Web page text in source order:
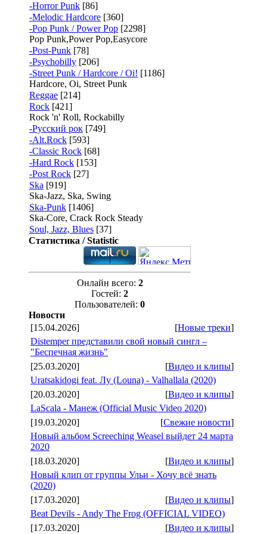
-Horror Punk [86]
-Melodic Hardcore [360]
-Pop Punk / Power Pop [2298]
Pop Punk,Power Pop,Easycore
-Post-Punk [78]
-Psychobilly [206]
-Street Punk / Hardcore / Oi! [1186]
Hardcore, Oi, Street Punk
Reggae [214]
Rock [421]
Rock 'n' Roll, Rockabilly
-Русский рок [749]
-Alt.Rock [593]
-Classic Rock [68]
-Hard Rock [153]
-Post Rock [27]
Ska [919]
Ska-Jazz, Ska, Swing
Ska-Punk [1406]
Ska-Core, Crack Rock Steady
Soul, Jazz, Blues [37]
Статистика / Statistic
Онлайн всего: 2
Гостей: 2
Пользователей: 0
Новости
[15.04.2026]
[Новые треки]
Distemper представили свой новый сингл –
"Беспечная жизнь"
[25.03.2020]
[Видео и клипы]
Uratsakidogi feat. Лу (Louna) - Valhallala (2020)
[20.03.2020]
[Видео и клипы]
LaScala - Манеж (Official Music Video 2020)
[19.03.2020]
[Свежие новости]
Новый альбом Screeching Weasel выйдет 24 марта
2020
[18.03.2020]
[Видео и клипы]
Новый клип от группы Ульи - Хочу всё знать
(2020)
[17.03.2020]
[Видео и клипы]
Beat Devils - Andy The Frog (OFFICIAL VIDEO)
[17.03.2020]
[Видео и клипы]